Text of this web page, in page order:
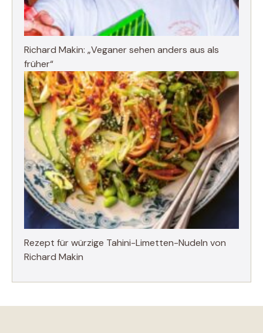
Richard Makin: „Veganer sehen anders aus als
früher“
Rezept für würzige Tahini-Limetten-Nudeln von
Richard Makin